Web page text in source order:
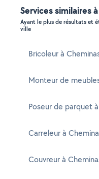
Services similaires
Ayant le plus de résultats et
ville
Bricoleur à
Monteur de
Poseur de parquet
Carreleur à
Couvreur à